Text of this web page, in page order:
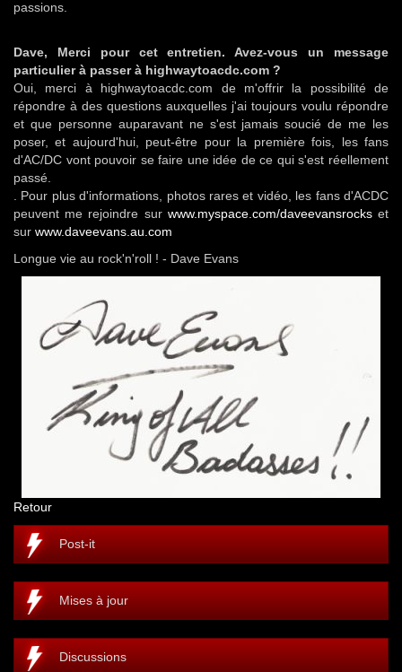
passions.
Dave, Merci pour cet entretien. Avez-vous un message
particulier à passer à highwaytoacdc.com ?
Oui, merci à highwaytoacdc.com de m'offrir la possibilité de
répondre à des questions auxquelles j'ai toujours voulu répondre
et que personne auparavant ne s'est jamais soucié de me les
poser, et aujourd'hui, peut-être pour la première fois, les fans
d'AC/DC vont pouvoir se faire une idée de ce qui s'est réellement
passé.
. Pour plus d'informations, photos rares et vidéo, les fans d'ACDC
peuvent me rejoindre sur www.myspace.com/daveevansrockset
sur www.daveevans.au.com
Longue vie au rock'n'roll ! - Dave Evans
Retour
Post-it
Mises à jour
Discussions